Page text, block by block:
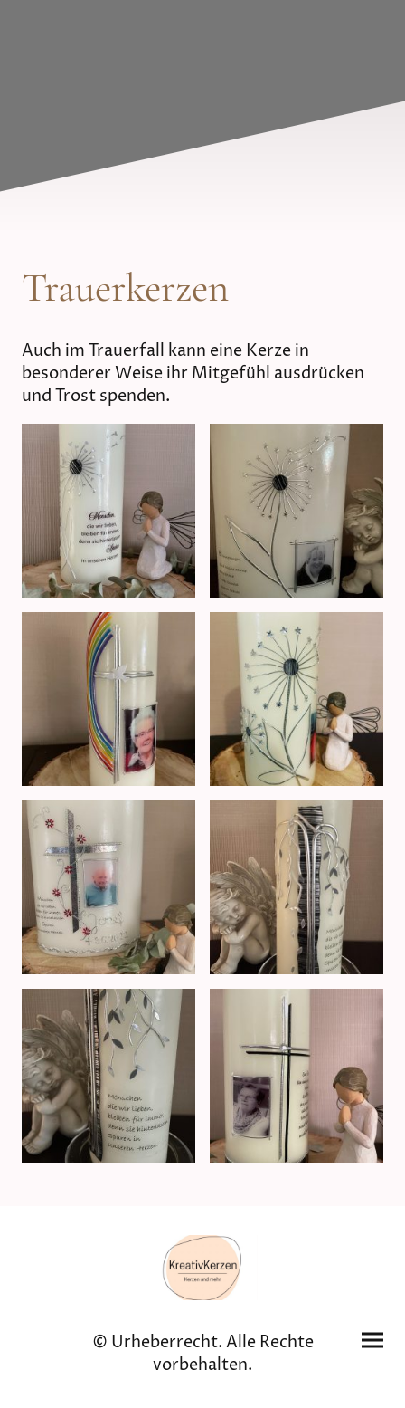
Trauerkerzen
Auch im Trauerfall kann eine Kerze in
besonderer Weise ihr Mitgefühl ausdrücken
und Trost spenden.
© Urheberrecht. Alle Rechte
vorbehalten.